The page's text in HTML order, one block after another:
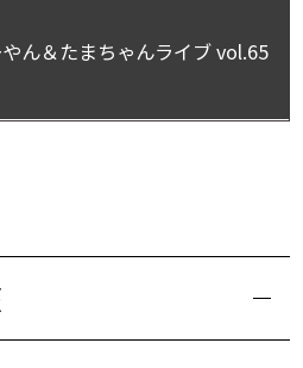
やん＆たまちゃんライブ vol.65